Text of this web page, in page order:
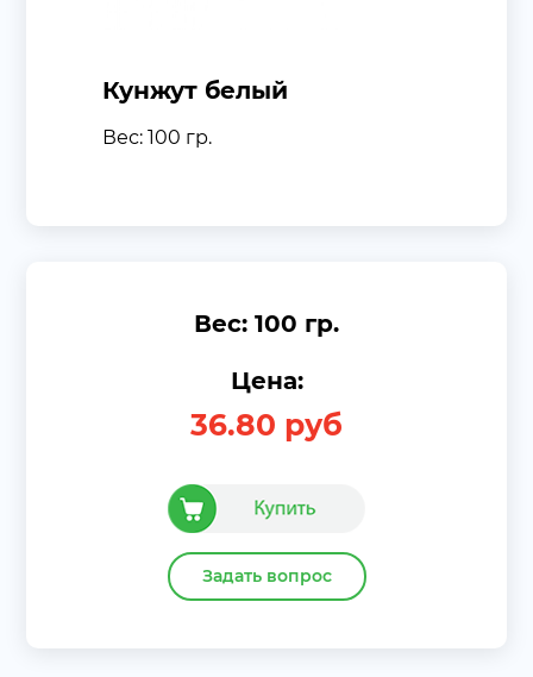
Кунжут белый
Вес: 100 гр.
Вес: 100 гр.
Цена:
36.80 руб
Задать вопрос